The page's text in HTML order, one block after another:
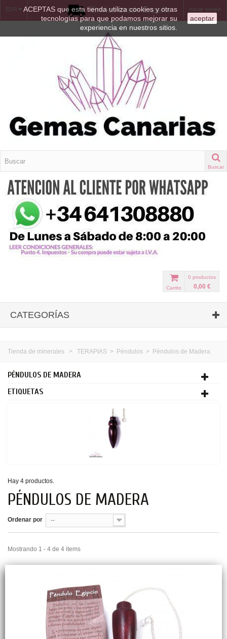
ACEPTAS que esta tienda utiliza cookies y otras
tecnologías para que podamos mejorar su
experiencia en nuestros sitios.
aceptar
EUR Iniciar sesión
Envíos desde España
Buscar
0 productos
0,00 €
Carrito
CATEGORÍAS
Tienda de minerales > TERAPIAS > Péndulos > Péndulos de Madera
PÉNDULOS DE MADERA
ETIQUETAS
Hay 4 productos.
PÉNDULOS DE MADERA
Ordenar por --
Mostrando 1 - 4 de 4 items